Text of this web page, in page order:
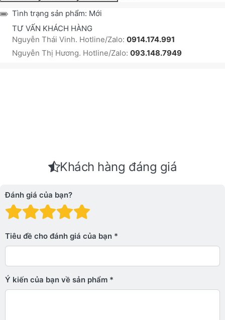
Tình trạng sản phẩm: Mới
TƯ VẤN KHÁCH HÀNG
Nguyễn Thái Vinh. Hotline/Zalo: 0914.174.991
Nguyễn Thị Hương. Hotline/Zalo: 093.148.7949
Khách hàng đáng giá
Đánh giá của bạn?
Đánh giá: 4 trên 5
Đánh giá: 3 trên 5 sao.
Đánh giá: 2 trên 5 sao.
Đánh giá: 1 trên 5 sao. Xấu
Tiêu đề cho đánh giá của bạn
Ý kiến ​​của bạn về sản phẩm